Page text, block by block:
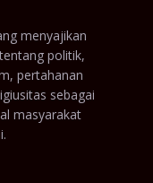
menyajikan
politik,
pertahanan
sebagai
masyarakat